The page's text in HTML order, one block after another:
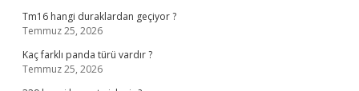
Tm16 hangi duraklardan geçiyor ?
Temmuz 25, 2026
Kaç farklı panda türü vardır ?
Temmuz 25, 2026